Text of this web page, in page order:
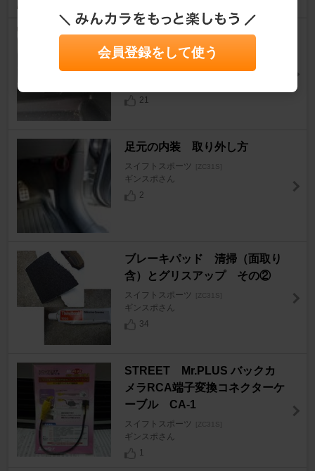
エアコン モードアクチュエータ
交換❷
スイフトスポーツ [ZC31S]
21
足元の内装 取り外し方
スイフトスポーツ [ZC31S]
ギンスポさん
2
ブレーキパッド 清掃（面取り
含）とグリスアップ その②
スイフトスポーツ [ZC31S]
ギンスポさん
34
STREET Mr.PLUS バックカ
メラRCA端子変換コネクターケ
ーブル CA-1
スイフトスポーツ [ZC31S]
ギンスポさん
1
会員登録をして使う